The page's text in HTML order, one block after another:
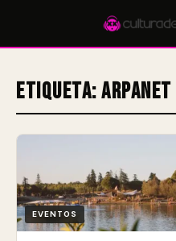
Accesos rápidos:
Etiqueta:Arpanet
EVENTOS